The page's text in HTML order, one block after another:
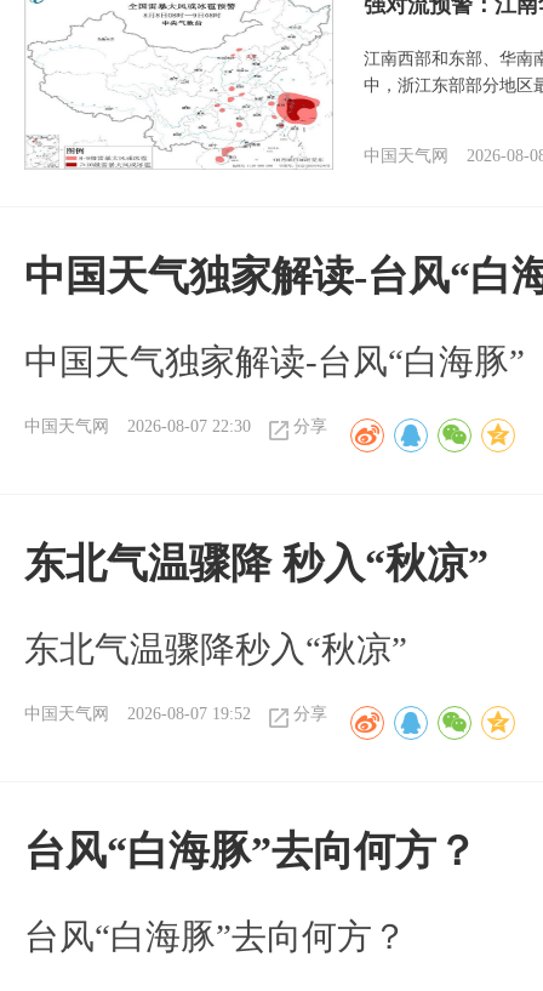
强对流预警：江
江南西部和东部、华南
中，浙江东部部分地区
中国天气网 2026-08-
中国天气独家解读-台风“白
中国天气独家解读-台风“白海豚”
中国天气网 2026-08-07 22:30 分享
东北气温骤降 秒入“秋凉”
东北气温骤降秒入“秋凉”
中国天气网 2026-08-07 19:52 分享
台风“白海豚”去向何方？
台风“白海豚”去向何方？